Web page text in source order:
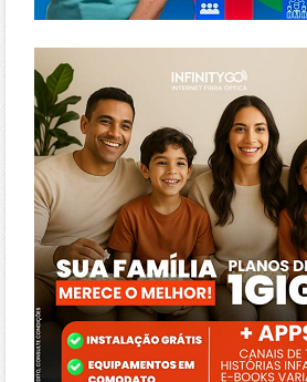
https://www.infinitygo.com.br/